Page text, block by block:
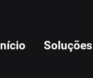
Soluções